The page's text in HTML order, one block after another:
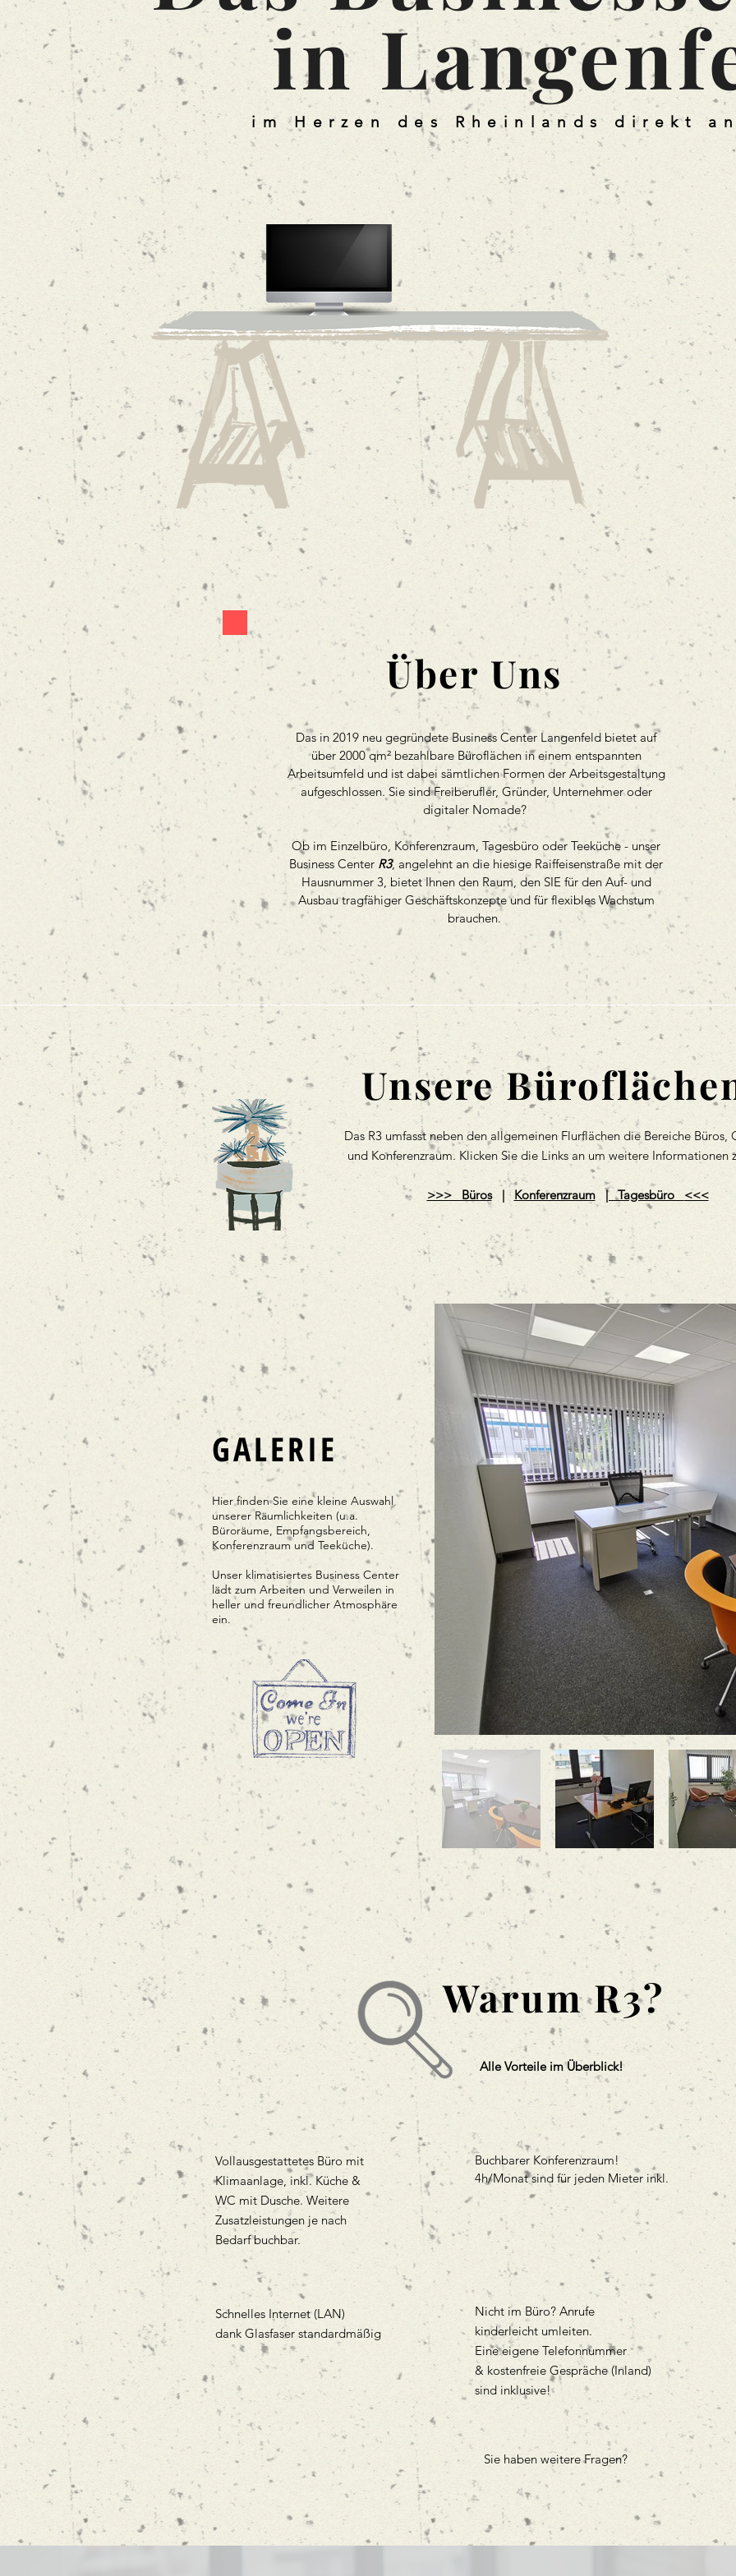
in
im Herzen des Rheinlands direkt
Über Uns
Das in 2019 neu gegründete Business Center Langenfeld bietet auf
über 2000 qm² bezahlbare Büroflächen in einem entspannten
Arbeitsumfeld und ist dabei sämtlichen Formen der Arbeitsgestaltung
aufgeschlossen. Sie sind Freiberufler, Gründer, Unternehmer oder
digitaler Nomade?
Ob im Einzelbüro, Konferenzraum, Tagesbüro oder Teeküche - unser
Business Center R3, angelehnt an die hiesige Raiffeisenstraße mit der
Hausnummer 3, bietet Ihnen den Raum, den SIE für den Auf- und
Ausbau tragfähiger Geschäftskonzepte und für flexibles Wachstum
brauchen.
Unsere
Das R3 umfasst neben den allgemeinen Flurflächen die Bereiche Büros,
und Konferenzraum. Klicken Sie die Links an um weitere Informationen
>>> Büros| Konferenzraum | Tagesbüro <<<
GALERIE
Hier finden Sie eine kleine Auswahl
unserer Räumlichkeiten (u.a.
Büroräume, Empfangsbereich,
Konferenzraum und Teeküche).
Unser klimatisiertes Business Center
lädt zum Arbeiten und Verweilen in
heller und freundlicher Atmosphäre
ein.
Warum R3?
Alle Vorteile im Überblick!
Vollausgestattetes Büro mit
Klimaanlage, inkl. Küche &
WC mit Dusche. Weitere
Zusatzleistungen je nach
Bedarf buchbar.
Buchbarer Konferenzraum!
4h/Monat sind für jeden Mieter inkl.
Schnelles Internet (LAN)
dank Glasfaser standardmäßig
Nicht im Büro? Anrufe
kinderleicht umleiten.
Eine eigene Telefonnummer
& kostenfreie Gespräche (Inland)
sind inklusive!
Sie haben weitere Fragen?